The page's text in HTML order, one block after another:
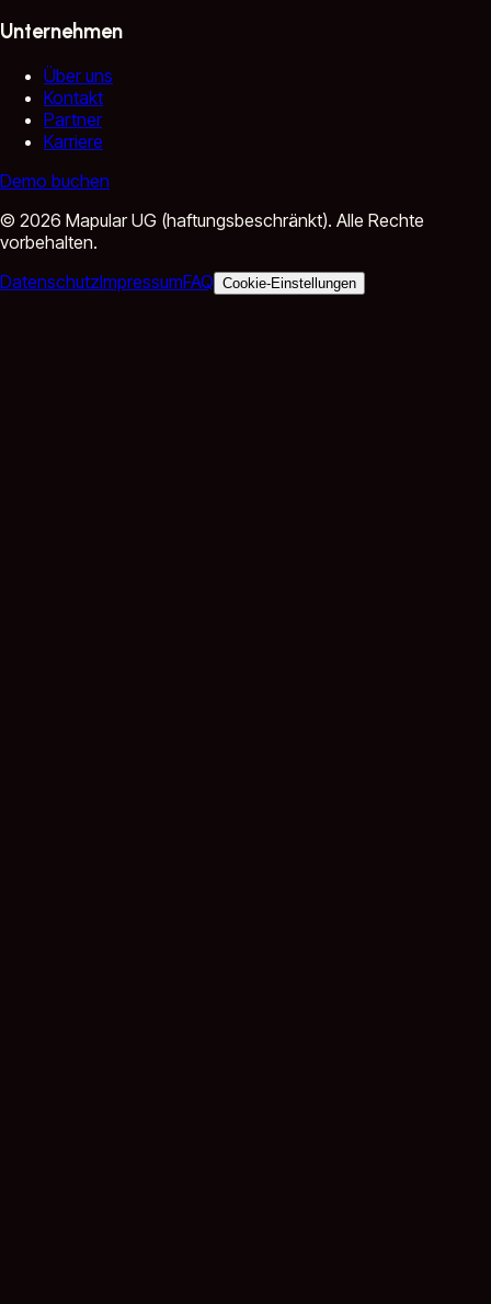
Unternehmen
Über uns
Kontakt
Partner
Karriere
Demo buchen
© 2026 Mapular UG (haftungsbeschränkt). Alle Rechte
vorbehalten.
DatenschutzImpressumFAQ Cookie-Einstellungen